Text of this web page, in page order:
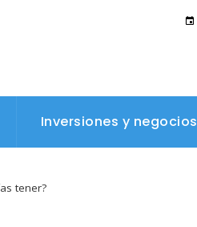
Inversiones y negocios
tener?